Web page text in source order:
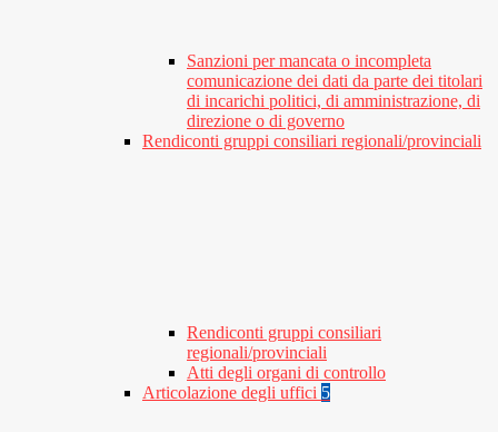
Sanzioni per mancata o incompleta
comunicazione dei dati da parte dei titolari
di incarichi politici, di amministrazione, di
direzione o di governo
Rendiconti gruppi consiliari regionali/provinciali
Rendiconti gruppi consiliari
regionali/provinciali
Atti degli organi di controllo
Articolazione degli uffici 5